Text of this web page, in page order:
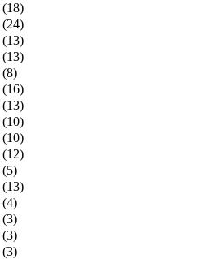
(18)
(24)
(13)
(13)
(8)
(16)
(13)
(10)
(10)
(12)
(5)
(13)
(4)
(3)
(3)
(3)